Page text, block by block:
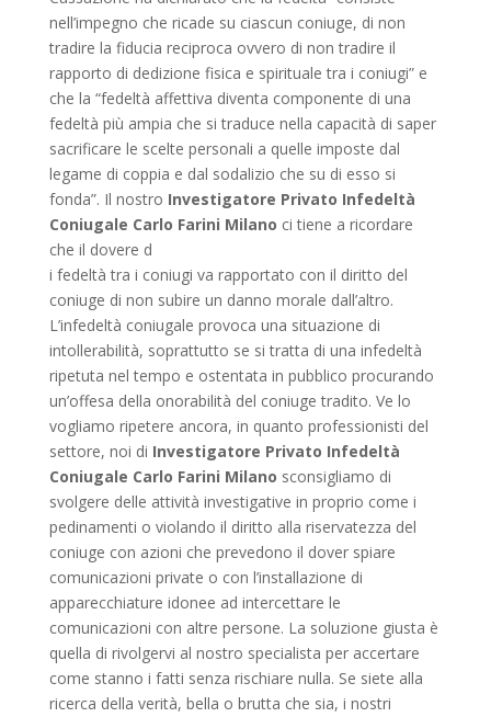
nell’impegno che ricade su ciascun coniuge, di non
tradire la fiducia reciproca ovvero di non tradire il
rapporto di dedizione fisica e spirituale tra i coniugi” e
che la “fedeltà affettiva diventa componente di una
fedeltà più ampia che si traduce nella capacità di saper
sacrificare le scelte personali a quelle imposte dal
legame di coppia e dal sodalizio che su di esso si
fonda”. Il nostro Investigatore Privato Infedeltà
Coniugale Carlo Farini Milano ci tiene a ricordare
che il dovere d
i fedeltà tra i coniugi va rapportato con il diritto del
coniuge di non subire un danno morale dall’altro.
L’infedeltà coniugale provoca una situazione di
intollerabilità, soprattutto se si tratta di una infedeltà
ripetuta nel tempo e ostentata in pubblico procurando
un’offesa della onorabilità del coniuge tradito. Ve lo
vogliamo ripetere ancora, in quanto professionisti del
settore, noi di Investigatore Privato Infedeltà
Coniugale Carlo Farini Milano sconsigliamo di
svolgere delle attività investigative in proprio come i
pedinamenti o violando il diritto alla riservatezza del
coniuge con azioni che prevedono il dover spiare
comunicazioni private o con l’installazione di
apparecchiature idonee ad intercettare le
comunicazioni con altre persone. La soluzione giusta è
quella di rivolgervi al nostro specialista per accertare
come stanno i fatti senza rischiare nulla. Se siete alla
ricerca della verità, bella o brutta che sia, i nostri